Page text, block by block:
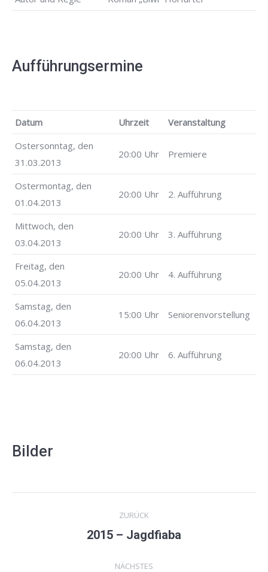
Aufführungsermine
Datum Uhrzeit
Veranstaltung
Ostersonntag, den
31.03.2013
20:00 Uhr Premiere
Ostermontag, den
01.04.2013
20:00 Uhr 2. Aufführung
Mittwoch, den
03.04.2013
20:00 Uhr 3. Aufführung
Freitag, den
05.04.2013
20:00 Uhr 4. Aufführung
Samstag, den
06.04.2013
15:00 Uhr Seniorenvorstellung
Samstag, den
06.04.2013
20:00 Uhr 6. Aufführung
Bilder
Kommentarnavigation
ZURÜCK
Vorheriger
2015 – Jagdfiaba
NÄCHSTES